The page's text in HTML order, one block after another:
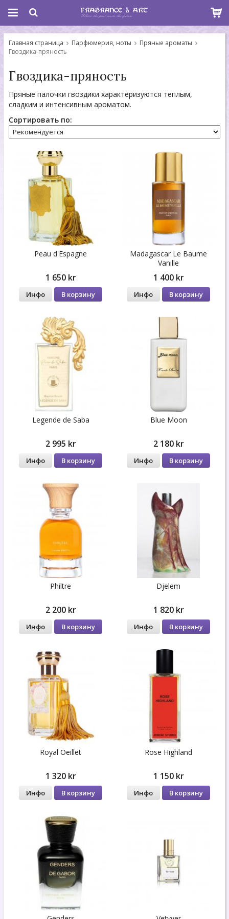
Главная страница Парфюмерия, ноты
Пряные ароматы
Гвоздика-пряность
Гвоздика-пряность
Пряные палочки гвоздики характеризуются теплым,
сладким и интенсивным ароматом.
Сортировать по:
Peau d'Espagne
1 650 kr
Инфо В корзину
Madagascar Le Baume
Vanille
1 400 kr
Инфо В корзину
Legende de Saba
2 995 kr
Инфо В корзину
Blue Moon
2 180 kr
Инфо В корзину
Philtre
2 200 kr
Инфо В корзину
Djelem
1 820 kr
Инфо В корзину
Royal Oeillet
1 320 kr
Инфо В корзину
Rose Highland
1 150 kr
Инфо В корзину